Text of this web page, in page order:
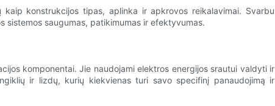
konstrukcijos tipas, aplinka ir apkrovos reikalavimai. Svarbu
saugumas, patikimumas ir efektyvumas.
komponentai. Jie naudojami elektros energijos srautui valdyti ir
ir lizdų, kurių kiekvienas turi savo specifinį panaudojimą ir